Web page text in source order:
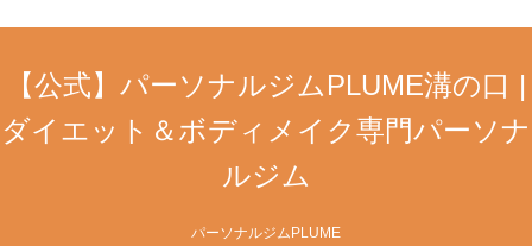
【公式】パーソナルジムPLUME溝の口 |
ダイエット＆ボディメイク専門パーソナ
ルジム
パーソナルジムPLUME